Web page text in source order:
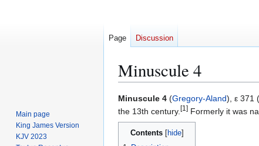
Minuscule 4
Jump
to
navigation
Jump
to
search
Minuscule 4 (Gregory-Aland), ε 371 (
the 13th century. [1] Formerly it was
Contents
Page Discussion
Main page
King James Version
KJV 2023